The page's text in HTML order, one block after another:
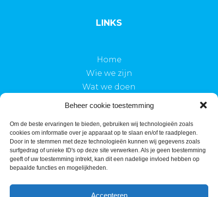
Beheer cookie toestemming
Om de beste ervaringen te bieden, gebruiken wij technologieën zoals
cookies om informatie over je apparaat op te slaan en/of te raadplegen.
Door in te stemmen met deze technologieën kunnen wij gegevens zoals
surfgedrag of unieke ID's op deze site verwerken. Als je geen toestemming
geeft of uw toestemming intrekt, kan dit een nadelige invloed hebben op
bepaalde functies en mogelijkheden.
Accepteren
LINKS
Home
Wie we zijn
Wat we doen
SOCIAL MEDIA